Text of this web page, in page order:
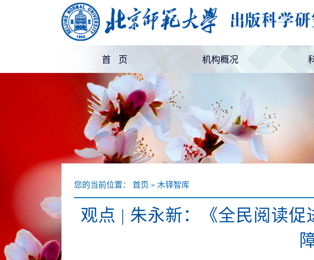
首 页 机构概况
您的当前位置： 首页 » 木铎智库
观点 | 朱永新：《全民阅读